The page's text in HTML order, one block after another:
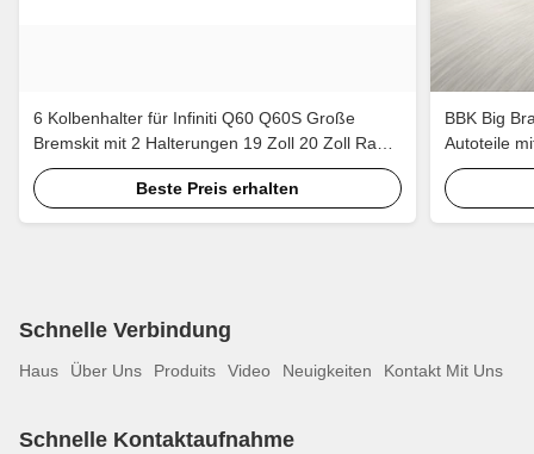
6 Kolbenhalter für Infiniti Q60 Q60S Große
Bremskit mit 2 Halterungen 19 Zoll 20 Zoll Rad
405*34mm 378*32mm Rotor
Beste Preis erhalten
BBK Big
Autoteile
Schnelle Verbindung
Haus Über Uns Produits Video Neuigkeiten Kontakt Mit Uns
Schnelle Kontaktaufnahme